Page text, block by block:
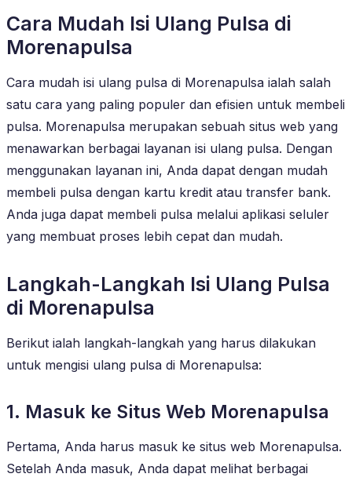
Cara Mudah Isi Ulang Pulsa di
Morenapulsa
Cara mudah isi ulang pulsa di Morenapulsa ialah salah
satu cara yang paling populer dan efisien untuk membeli
pulsa. Morenapulsa merupakan sebuah situs web yang
menawarkan berbagai layanan isi ulang pulsa. Dengan
menggunakan layanan ini, Anda dapat dengan mudah
membeli pulsa dengan kartu kredit atau transfer bank.
Anda juga dapat membeli pulsa melalui aplikasi seluler
yang membuat proses lebih cepat dan mudah.
Langkah-Langkah Isi Ulang Pulsa
di Morenapulsa
Berikut ialah langkah-langkah yang harus dilakukan
untuk mengisi ulang pulsa di Morenapulsa:
1. Masuk ke Situs Web Morenapulsa
Pertama, Anda harus masuk ke situs web Morenapulsa.
Setelah Anda masuk, Anda dapat melihat berbagai